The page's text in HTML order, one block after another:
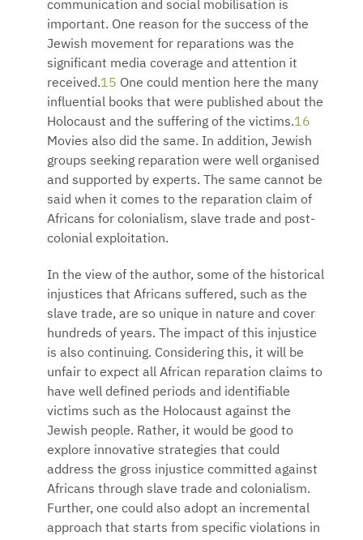
communication and social mobilisation is
important. One reason for the success of the
Jewish movement for reparations was the
significant media coverage and attention it
received.15 One could mention here the many
influential books that were published about the
Holocaust and the suffering of the victims.16
Movies also did the same. In addition, Jewish
groups seeking reparation were well organised
and supported by experts. The same cannot be
said when it comes to the reparation claim of
Africans for colonialism, slave trade and post-
colonial exploitation.
In the view of the author, some of the historical
injustices that Africans suffered, such as the
slave trade, are so unique in nature and cover
hundreds of years. The impact of this injustice
is also continuing. Considering this, it will be
unfair to expect all African reparation claims to
have well defined periods and identifiable
victims such as the Holocaust against the
Jewish people. Rather, it would be good to
explore innovative strategies that could
address the gross injustice committed against
Africans through slave trade and colonialism.
Further, one could also adopt an incremental
approach that starts from specific violations in